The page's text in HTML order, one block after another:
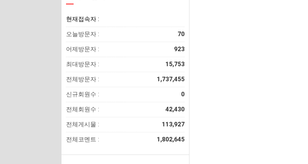
현재접속자 :
오늘방문자 : 70
어제방문자 : 923
최대방문자 : 15,753
전체방문자 : 1,737,455
신규회원수 : 0
전체회원수 : 42,430
전체게시물 : 113,927
전체코멘트 : 1,802,645